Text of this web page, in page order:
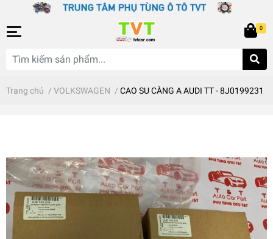
0
Trang chủ / VOLKSWAGEN / CAO SU CÀNG A AUDI TT - 8J0199231